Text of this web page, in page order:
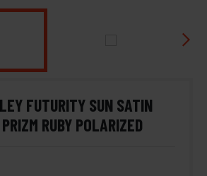
FUTURITY SUN SATIN
RUBY POLARIZED